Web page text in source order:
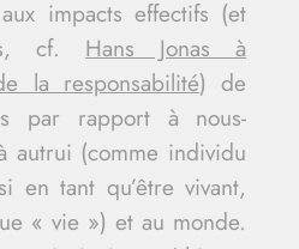
impacts effectifs (et
cf. Hans Jonas à
la responsabilité) de
par rapport à nous-
autrui (comme individu
en tant qu’être vivant,
« vie ») et au monde.